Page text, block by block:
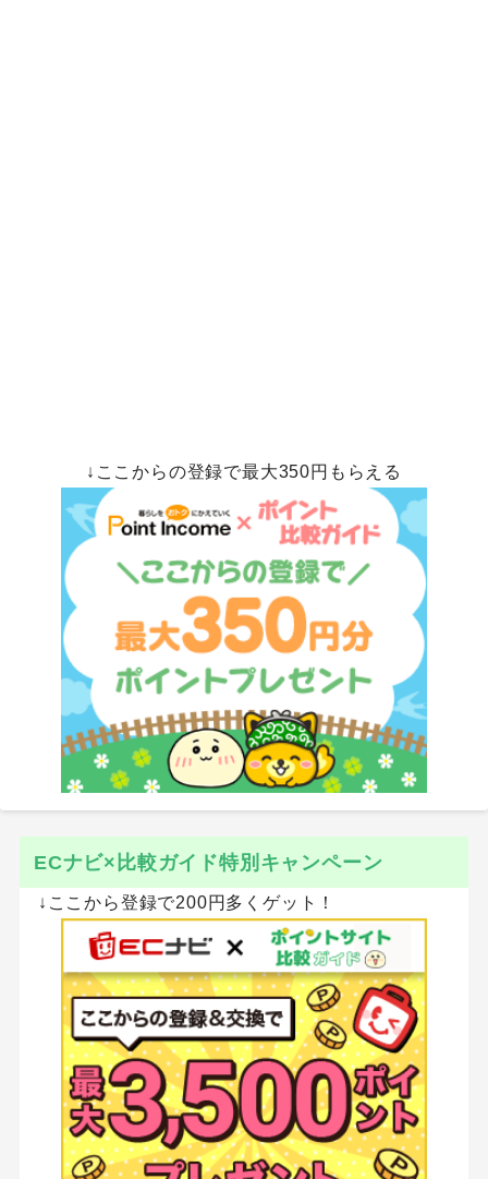
↓ここからの登録で最大350円もらえる
ECナビ×比較ガイド特別キャンペーン
↓ここから登録で200円多くゲット！